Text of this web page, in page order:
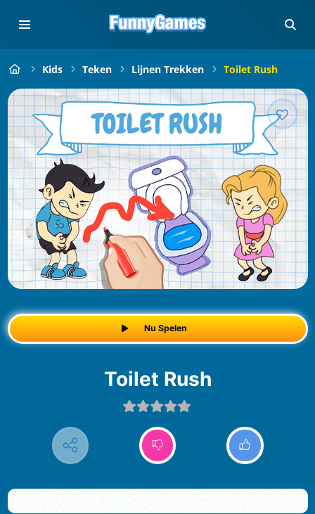
Kids Teken Lijnen Trekken Toilet Rush
Nu Spelen
Toilet Rush